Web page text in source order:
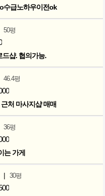
수급노하우이전ok
50평
드샵. 협의가능.
46.4평
처 마사지샵 매매
36평
는 가게
| 30평